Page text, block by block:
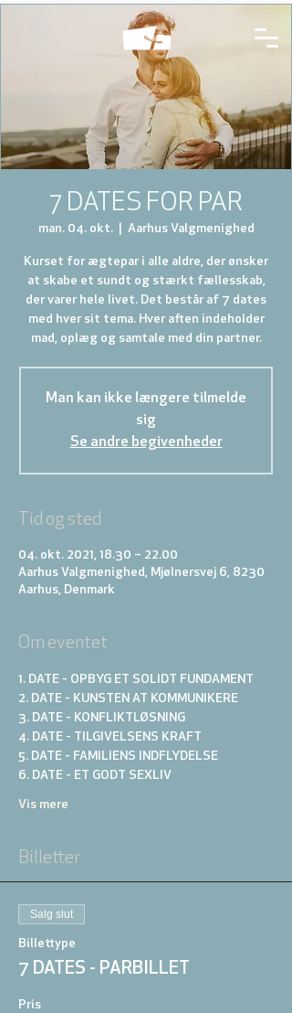
7 DATES FOR PAR
man. 04. okt.
  |
Aarhus Valgmenighed
Kurset for ægtepar i alle aldre, der ønsker
at skabe et sundt og stærkt fællesskab,
der varer hele livet. Det består af 7 dates
med hver sit tema. Hver aften indeholder
mad, oplæg og samtale med din partner.
Man kan ikke længere tilmelde
sig
Se andre begivenheder
Tid og sted
04. okt. 2021, 18.30 – 22.00
Aarhus Valgmenighed, Mjølnersvej 6, 8230
Aarhus, Denmark
Om eventet
1. DATE - OPBYG ET SOLIDT FUNDAMENT
2. DATE - KUNSTEN AT KOMMUNIKERE
3. DATE - KONFLIKTLØSNING
4. DATE - TILGIVELSENS KRAFT
5. DATE - FAMILIENS INDFLYDELSE
6. DATE - ET GODT SEXLIV
Vis mere
Billetter
Salg slut
Billettype
7 DATES - PARBILLET
Pris